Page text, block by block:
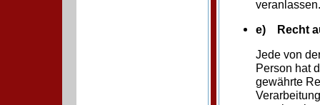
veranlassen.
e) Recht
Jede von
Person hat
gewährte